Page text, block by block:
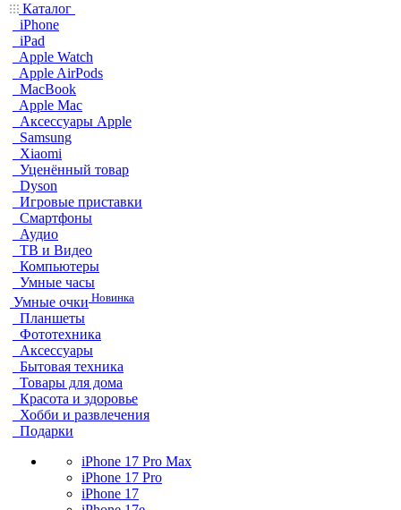
Каталог
iPhone
iPad
Apple Watch
Apple AirPods
MacBook
Apple Mac
Аксессуары Apple
Samsung
Xiaomi
Уценённый товар
Dyson
Игровые приставки
Смартфоны
Аудио
ТВ и Видео
Компьютеры
Умные часы
Умные очки Новинка
Планшеты
Фототехника
Аксессуары
Бытовая техника
Товары для дома
Красота и здоровье
Хобби и развлечения
Подарки
iPhone 17 Pro Max
iPhone 17 Pro
iPhone 17